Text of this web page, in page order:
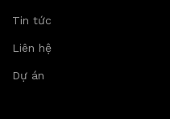
Tin tức
Liên hệ
Dự án